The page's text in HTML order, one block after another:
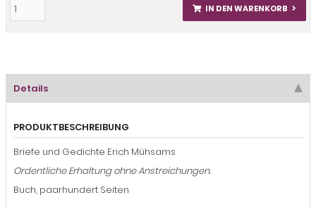
IN DEN WARENKORB
Details
PRODUKTBESCHREIBUNG
Briefe und Gedichte Erich Mühsams
Ordentliche Erhaltung ohne Anstreichungen.
Buch, paarhundert Seiten